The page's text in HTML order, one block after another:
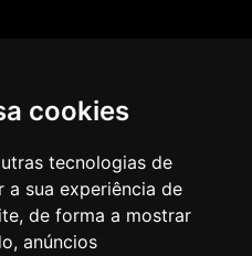
cookies
tecnologias de
a sua experiência de
de forma a mostrar
anúncios